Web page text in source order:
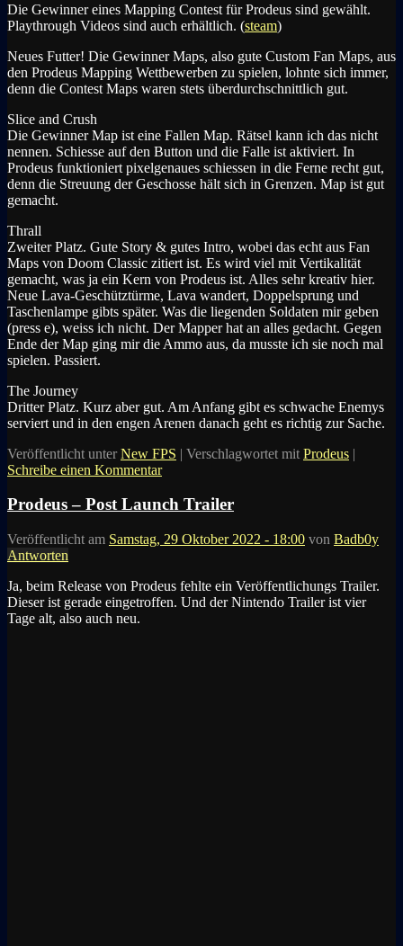
Die Gewinner eines Mapping Contest für Prodeus sind gewählt.
Playthrough Videos sind auch erhältlich. (steam)
Neues Futter! Die Gewinner Maps, also gute Custom Fan Maps, aus
den Prodeus Mapping Wettbewerben zu spielen, lohnte sich immer,
denn die Contest Maps waren stets überdurchschnittlich gut.
Slice and Crush
Die Gewinner Map ist eine Fallen Map. Rätsel kann ich das nicht
nennen. Schiesse auf den Button und die Falle ist aktiviert. In
Prodeus funktioniert pixelgenaues schiessen in die Ferne recht gut,
denn die Streuung der Geschosse hält sich in Grenzen. Map ist gut
gemacht.
Thrall
Zweiter Platz. Gute Story & gutes Intro, wobei das echt aus Fan
Maps von Doom Classic zitiert ist. Es wird viel mit Vertikalität
gemacht, was ja ein Kern von Prodeus ist. Alles sehr kreativ hier.
Neue Lava-Geschütztürme, Lava wandert, Doppelsprung und
Taschenlampe gibts später. Was die liegenden Soldaten mir geben
(press e), weiss ich nicht. Der Mapper hat an alles gedacht. Gegen
Ende der Map ging mir die Ammo aus, da musste ich sie noch mal
spielen. Passiert.
The Journey
Dritter Platz. Kurz aber gut. Am Anfang gibt es schwache Enemys
serviert und in den engen Arenen danach geht es richtig zur Sache.
Veröffentlicht unter New FPS | Verschlagwortet mit Prodeus |
Schreibe einen Kommentar
Prodeus – Post Launch Trailer
Veröffentlicht am Samstag, 29 Oktober 2022 - 18:00 von Badb0y
Antworten
Ja, beim Release von Prodeus fehlte ein Veröffentlichungs Trailer.
Dieser ist gerade eingetroffen. Und der Nintendo Trailer ist vier
Tage alt, also auch neu.